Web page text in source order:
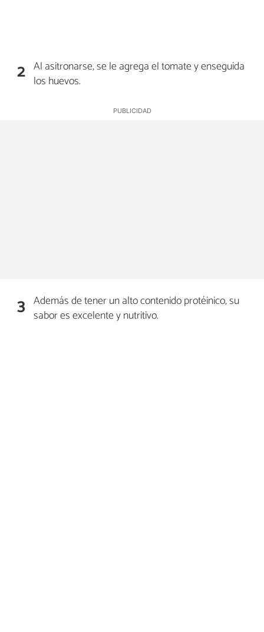
2 Al asitronarse, se le agrega el tomate y enseguida
los huevos.
3 Además de tener un alto contenido protéinico, su
sabor es excelente y nutritivo.